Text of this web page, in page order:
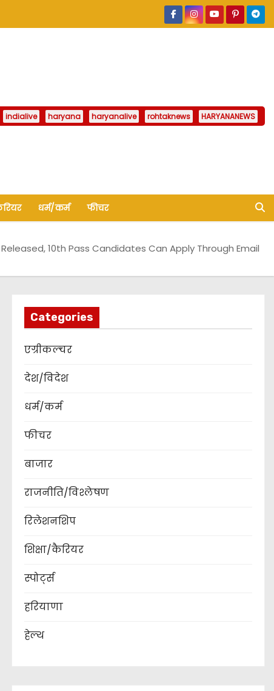
indialive haryana haryanalive rohtaknews HARYANANEWS
धर्म/कर्म फीचर
10th Pass Candidates Can Apply Through Email
Categories
एग्रीकल्चर
देश/विदेश
धर्म/कर्म
फीचर
बाजार
राजनीति/विश्लेषण
रिलेशनशिप
शिक्षा/कैरियर
स्पोर्ट्स
हरियाणा
हेल्थ